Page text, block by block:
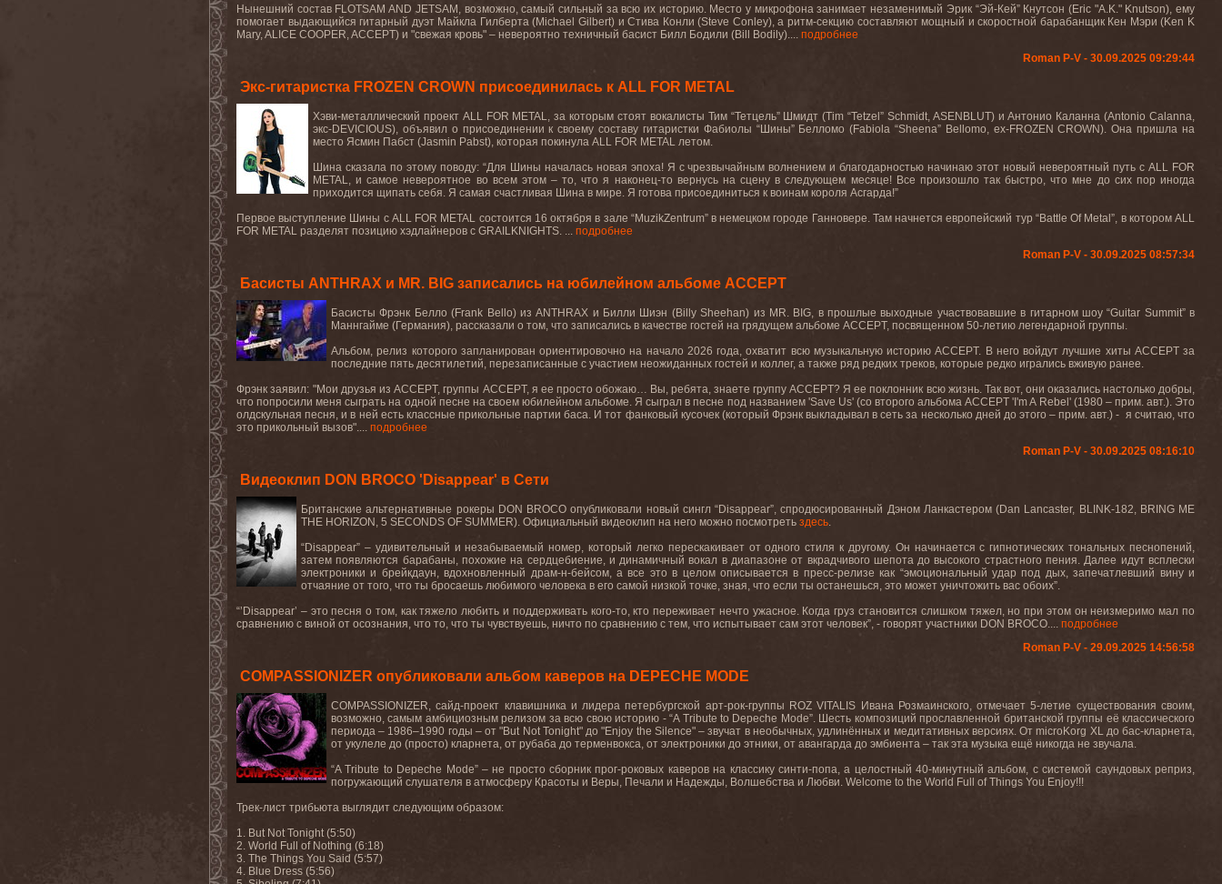
Нынешний состав FLOTSAM AND JETSAM , возможно, самый сильный за всю их историю. Место у микрофона занимает незаменимый Эрик “Эй-Кей” Кнутсон (Eric"A.K." Knutson), ему
помогает выдающийся гитарный дуэт Майкла Гилберта (Michael Gilbert) и Стива Конли (Steve Conley), а ритм-секцию составляют мощный и скоростной барабанщик Кен Мэри (Ken K
Mary,ALICE COOPER,ACCEPT) и "свежая кровь" – невероятно техничный басист Билл Бодили (Bill Bodily).... подробнее
Roman P-V - 30.09.2025 09:29:44
Экс-гитаристка FROZEN CROWN присоединилась к ALL FOR METAL
Хэви-металлический проект ALL FOR METAL, за которым стоят вокалисты Тим “Тетцель” Шмидт (Tim “Tetzel” Schmidt, ASENBLUT) и Антонио Каланна (Antonio Calanna,
экс-DEVICIOUS), объявил о присоединении к своему составу гитаристки Фабиолы “Шины” Белломо (Fabiola “Sheena” Bellomo, ex-FROZEN CROWN). Она пришла на
место Ясмин Пабст (Jasmin Pabst), которая покинула ALL FOR METAL летом.
Шина сказала по этому поводу: “Для Шины началась новая эпоха! Я с чрезвычайным волнением и благодарностью начинаю этот новый невероятный путь с ALL FOR
METAL, и самое невероятное во всем этом – то, что я наконец-то вернусь на сцену в следующем месяце! Все произошло так быстро, что мне до сих пор иногда
приходится щипать себя. Я самая счастливая Шина в мире. Я готова присоединиться к воинам короля Асгарда!”
Первое выступление Шины с ALL FOR METAL состоится 16 октября в зале “MuzikZentrum” в немецком городе Ганновере. Там начнется европейский тур “Battle Of Metal”, в котором ALL
FOR METAL разделят позицию хэдлайнеров с GRAILKNIGHTS. ... подробнее
Roman P-V - 30.09.2025 08:57:34
Басисты ANTHRAX и MR. BIG записались на юбилейном альбоме ACCEPT
Басисты Фрэнк Белло (Frank Bello) из ANTHRAX и Билли Шиэн (Billy Sheehan) из MR. BIG, в прошлые выходные участвовавшие в гитарном шоу “Guitar Summit” в
Маннгайме (Германия), рассказали о том, что записались в качестве гостей на грядущем альбоме ACCEPT, посвященном 50-летию легендарной группы.
Альбом, релиз которого запланирован ориентировочно на начало 2026 года, охватит всю музыкальную историюACCEPT. В него войдут лучшие хиты ACCEPT за
последние пять десятилетий, перезаписанные с участием неожиданных гостей и коллег, а также ряд редких треков, которые редко игрались вживую ранее.
Фрэнк заявил: "Мои друзья изACCEPT, группы ACCEPT, я ее просто обожаю… Вы, ребята,знаете группу ACCEPT? Я ее поклонник всю жизнь. Так вот, они оказались настолько добры,
что попросили меня сыграть на одной песне на своем юбилейном альбоме. Я сыграл в песне под названием 'Save Us' (со второго альбомаACCEPT ' I'mA Rebel ' (1980 – прим. авт.). Это
олдскульная песня, и в ней есть классные прикольные партии баса. И тот фанковый кусочек (который Фрэнк выкладывал в сеть за несколько дней до этого – прим. авт.) - я считаю, что
это прикольный вызов".... подробнее
Roman P-V - 30.09.2025 08:16:10
Видеоклип DON BROCO 'Disappear' в Сети
Британские альтернативные рокеры DON BROCOопубликовали новый сингл “Disappear”, спродюсированный Дэном Ланкастером (Dan Lancaster, BLINK-182, BRING ME
THE HORIZON, 5 SECONDS OF SUMMER). Официальный видеоклип на него можно посмотреть здесь.
“Disappear” – удивительный и незабываемый номер,который легко перескакивает от одного стиля к другому. Он начинается с гипнотических тональных песнопений,
затем появляются барабаны, похожие на сердцебиение, и динамичный вокал в диапазоне от вкрадчивого шепота до высокого страстного пения. Далее идут всплески
электроники и брейкдаун, вдохновленный драм-н-бейсом, а все это в целом описывается в пресс-релизе как “эмоциональный удар под дых, запечатлевший вину и
отчаяние от того, что ты бросаешь любимого человека в его самой низкой точке, зная, что если ты останешься, это может уничтожить вас обоих”.
“’ Disappear’ – это песня о том, как тяжело любить и поддерживать кого-то, кто переживает нечто ужасное. Когда груз становится слишком тяжел, но при этом он неизмеримо мал по
сравнению с виной от осознания, что то, что ты чувствуешь, ничто по сравнению с тем, что испытывает сам этот человек”, - говорят участники DON BROCO.... подробнее
Roman P-V - 29.09.2025 14:56:58
COMPASSIONIZER опубликовали альбом каверов на DEPECHE MODE
COMPASSIONIZER, сайд-проект клавишника и лидера петербургской арт-рок-группы ROZ VITALIS Ивана Розмаинского, отмечает 5-летие существования своим,
возможно, самым амбициозным релизом за всю свою историю - “A Tribute to Depeche Mode”. Шесть композиций прославленной британской группы её классического
периода – 1986–1990 годы – от "But Not Tonight" до "Enjoy the Silence" – звучат в необычных, удлинённых и медитативных версиях. От microKorg XL до бас-кларнета,
от укулеле до (просто) кларнета, от рубаба до терменвокса, от электроники до этники, от авангарда до эмбиента – так эта музыка ещё никогда не звучала.
“A Tribute to Depeche Mode” – не просто сборник прог-роковых каверов на классику синти-попа, а целостный 40-минутный альбом, с системой саундовых реприз,
погружающий слушателя в атмосферу Красоты и Веры, Печали и Надежды, Волшебства и Любви. Welcome to the World Full of Things You Enjoy!!!
Трек-лист трибьюта выглядит следующим образом:
1. But Not Tonight (5:50)
2. World Full of Nothing (6:18)
3. The Things You Said (5:57)
4. Blue Dress (5:56)